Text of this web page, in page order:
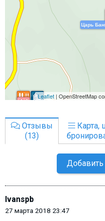
Отзывы
(13)
Карта,
Ivanspb
27 марта 2018 23:47